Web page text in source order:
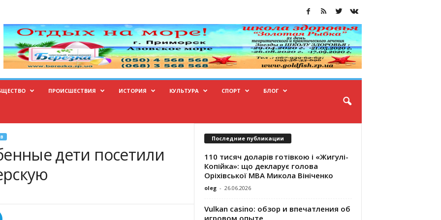
ПРОИСШЕСТВИЯ ИСТОРИЯ КУЛЬТУРА СПОРТ БЛОГ
дети посетили
Последние публикации
110 тисяч доларів готівкою і «Жигулі-
Копійка»: що декларує голова
Оріхівської МВА Микола Вініченко
oleg - 26.06.2026
Vulkan casino: обзор и впечатления об
игровом опыте